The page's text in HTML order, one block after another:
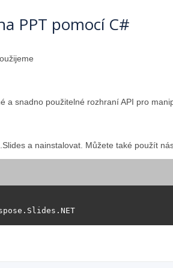
PPT pomocí C#
a snadno použitelné rozhraní API pro
a nainstalovat. Můžete také použít